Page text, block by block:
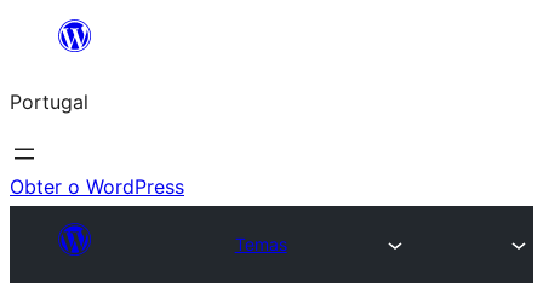
Saltar
o
conteúdo
Portugal
Obter o WordPress
Temas